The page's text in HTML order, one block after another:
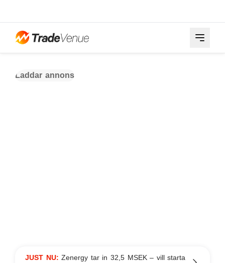
Laddar annons
JUST NU:Zenergy tar in 32,5 MSEK – vill starta